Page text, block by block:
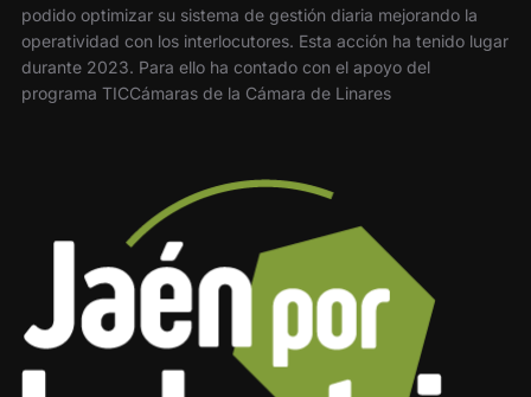
podido optimizar su sistema de gestión diaria mejorando la
operatividad con los interlocutores. Esta acción ha tenido lugar
durante 2023. Para ello ha contado con el apoyo del
programa TICCámaras de la Cámara de Linares